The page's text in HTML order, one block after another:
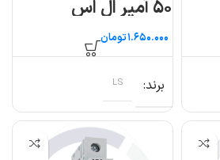
۵۰ آمپر ال اس
تومان
برند LS